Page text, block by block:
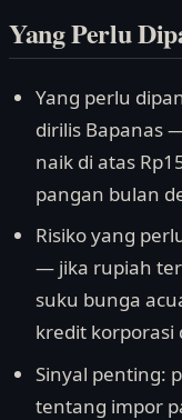
Yang Perlu
Yang perlu
dirilis Bapanas
naik di atas
pangan bulan
Risiko yang
— jika rupiah
suku bunga
kredit korporasi
Sinyal penting:
tentang impor